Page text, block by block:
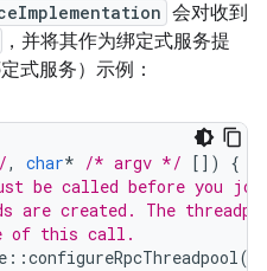
会对收到
，并将其作为绑定式服务提
式服务）示例：
, char* /* argv */ [])
{
be called before you
are created. The
of this call.
::configureRpcThreadpool(